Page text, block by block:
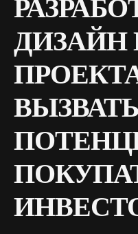
ДИЗАЙН